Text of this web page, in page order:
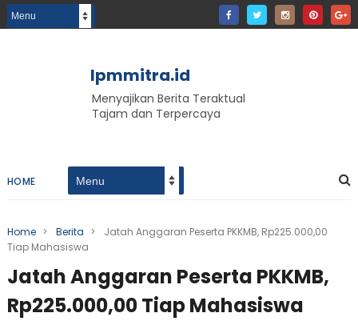
lpmmitra.id
Menyajikan Berita Teraktual
Tajam dan Terpercaya
HOME
Home > Berita >
Jatah Anggaran Peserta PKKMB, Rp225.000,00
Tiap Mahasiswa
Jatah Anggaran Peserta PKKMB,
Rp225.000,00 Tiap Mahasiswa